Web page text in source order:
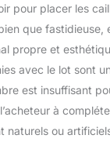
pour placer les
que fastidieuse,
propre et
avec le lot sont
est insuffisant
à
naturels ou